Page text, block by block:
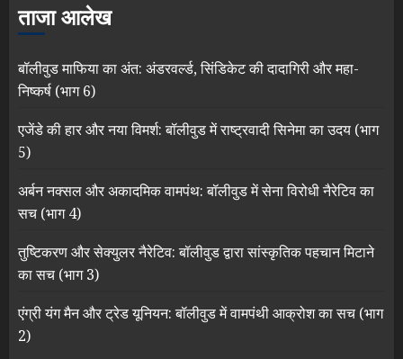
ताजा आलेख
बॉलीवुड माफिया का अंत: अंडरवर्ल्ड, सिंडिकेट की दादागिरी और महा-
निष्कर्ष (भाग 6)
एजेंडे की हार और नया विमर्श: बॉलीवुड में राष्ट्रवादी सिनेमा का उदय (भाग
5)
अर्बन नक्सल और अकादमिक वामपंथ: बॉलीवुड में सेना विरोधी नैरेटिव का
सच (भाग 4)
तुष्टिकरण और सेक्युलर नैरेटिव: बॉलीवुड द्वारा सांस्कृतिक पहचान मिटाने
का सच (भाग 3)
एंग्री यंग मैन और ट्रेड यूनियन: बॉलीवुड में वामपंथी आक्रोश का सच (भाग
2)